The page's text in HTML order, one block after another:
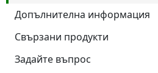
Допълнителна информация
Свързани продукти
Задайте въпрос